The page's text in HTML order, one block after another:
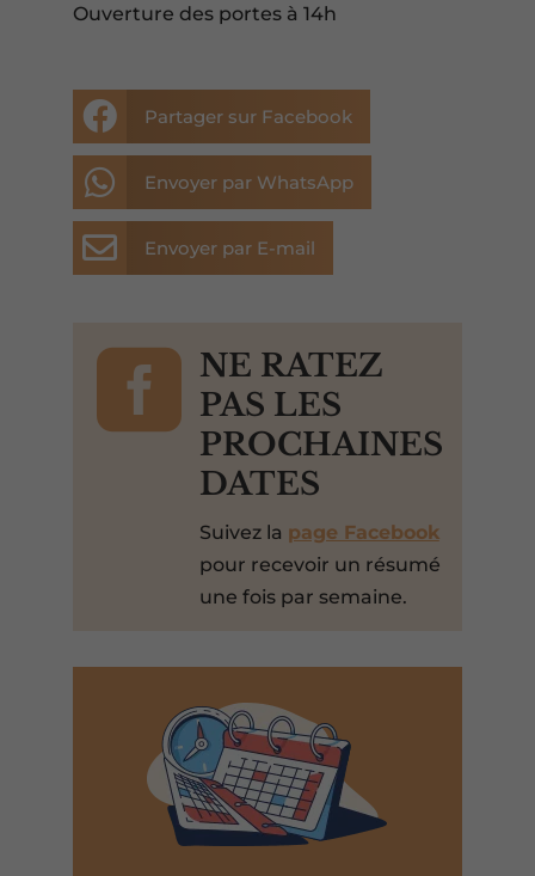
Ouverture des portes à 14h
 Partager sur Facebook
 Envoyer par WhatsApp
 Envoyer par E-mail

NE RATEZ
PAS LES
PROCHAINES
DATES
Suivez la page Facebook
pour recevoir un résumé
une fois par semaine.